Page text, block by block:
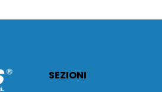
SEZIONI